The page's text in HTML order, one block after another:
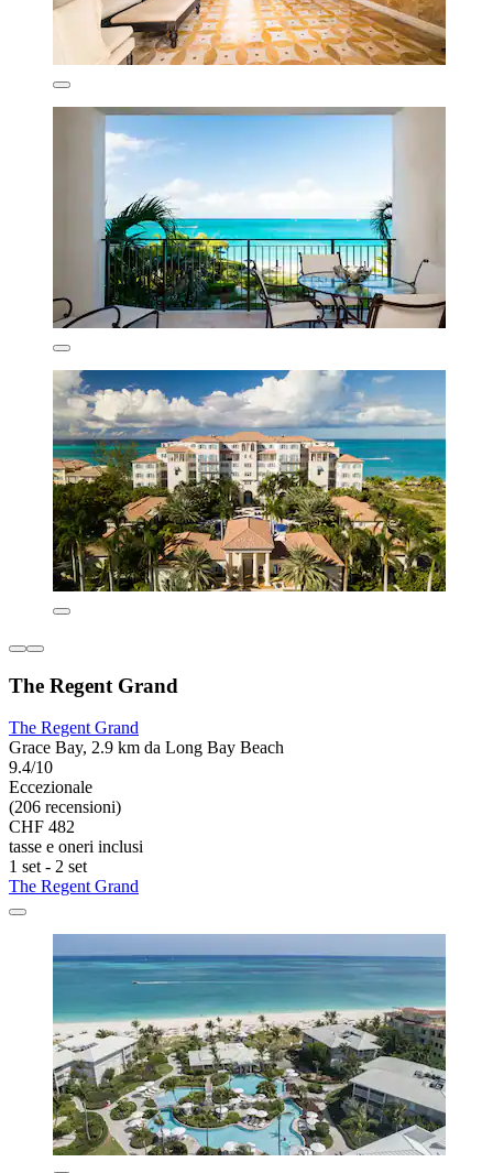
The Regent Grand
The Regent Grand
Grace Bay, 2.9 km da Long Bay Beach
9.4/10
Eccezionale
(206 recensioni)
CHF 482
tasse e oneri inclusi
1 set - 2 set
The Regent Grand